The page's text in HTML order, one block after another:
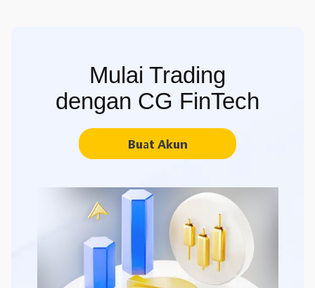
Mulai Trading
dengan CG FinTech
Buat Akun